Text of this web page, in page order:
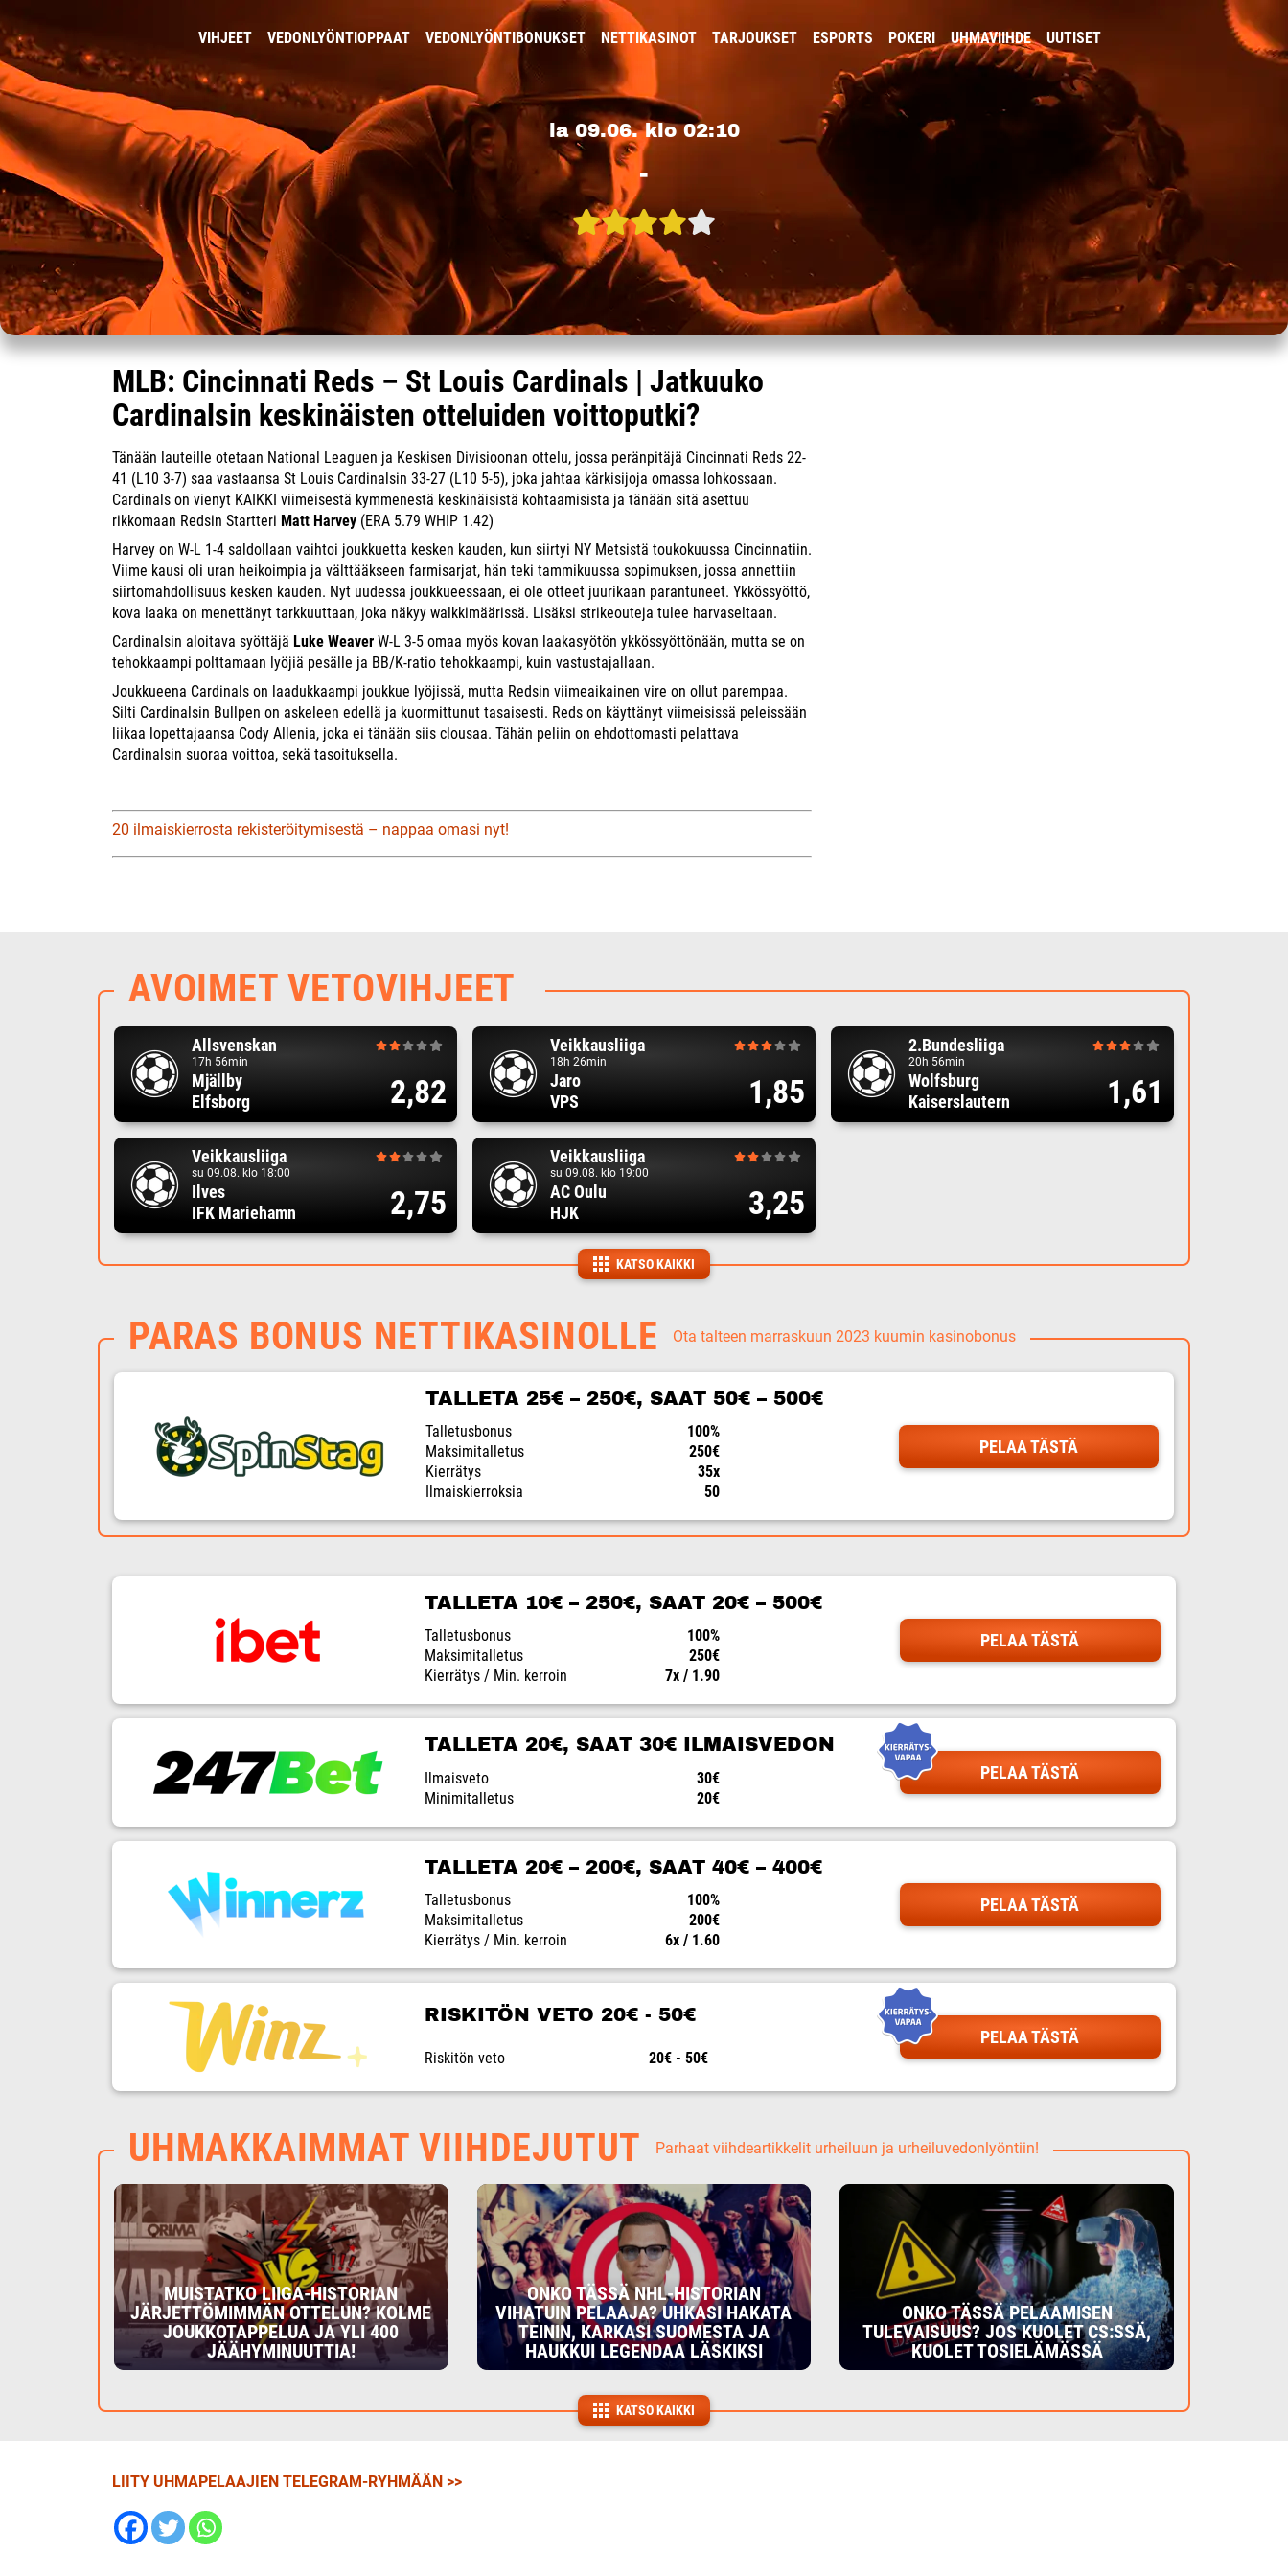
VIHJEET VEDONLYÖNTIOPPAAT VEDONLYÖNTIBONUKSET NETTIKASINOT TARJOUKSET ESPORTS POKERI UHMAVIIHDE UUTISET
la 09.06. klo 02:10
-
MLB: Cincinnati Reds – St Louis Cardinals | Jatkuuko
Cardinalsin keskinäisten otteluiden voittoputki?
Tänään lauteille otetaan National Leaguen ja Keskisen Divisioonan ottelu, jossa peränpitäjä Cincinnati Reds 22-
41 (L10 3-7) saa vastaansa St Louis Cardinalsin 33-27 (L10 5-5), joka jahtaa kärkisijoja omassa lohkossaan.
Cardinals on vienyt KAIKKI viimeisestä kymmenestä keskinäisistä kohtaamisista ja tänään sitä asettuu
rikkomaan Redsin Startteri Matt Harvey (ERA 5.79 WHIP 1.42)
Harvey on W-L 1-4 saldollaan vaihtoi joukkuetta kesken kauden, kun siirtyi NY Metsistä toukokuussa Cincinnatiin.
Viime kausi oli uran heikoimpia ja välttääkseen farmisarjat, hän teki tammikuussa sopimuksen, jossa annettiin
siirtomahdollisuus kesken kauden. Nyt uudessa joukkueessaan, ei ole otteet juurikaan parantuneet. Ykkössyöttö,
kova laaka on menettänyt tarkkuuttaan, joka näkyy walkkimäärissä. Lisäksi strikeouteja tulee harvaseltaan.
Cardinalsin aloitava syöttäjä Luke Weaver W-L 3-5 omaa myös kovan laakasyötön ykkössyöttönään, mutta se on
tehokkaampi polttamaan lyöjiä pesälle ja BB/K-ratio tehokkaampi, kuin vastustajallaan.
Joukkueena Cardinals on laadukkaampi joukkue lyöjissä, mutta Redsin viimeaikainen vire on ollut parempaa.
Silti Cardinalsin Bullpen on askeleen edellä ja kuormittunut tasaisesti. Reds on käyttänyt viimeisissä peleissään
liikaa lopettajaansa Cody Allenia, joka ei tänään siis clousaa. Tähän peliin on ehdottomasti pelattava
Cardinalsin suoraa voittoa, sekä tasoituksella.
20 ilmaiskierrosta rekisteröitymisestä – nappaa omasi nyt!
AVOIMET VETOVIHJEET
Allsvenskan
17h 56min
Mjällby
Elfsborg
2,82
Veikkausliiga
18h 26min
Jaro
VPS
1,85
2.Bundesliiga
20h 56min
Wolfsburg
Kaiserslautern
1,61
Veikkausliiga
su 09.08. klo 18:00
Ilves
IFK Mariehamn
2,75
Veikkausliiga
su 09.08. klo 19:00
AC Oulu
HJK
3,25
KATSO KAIKKI
PARAS BONUS NETTIKASINOLLE Ota talteen marraskuun 2023 kuumin kasinobonus
TALLETA 25€ – 250€, SAAT 50€ – 500€
Talletusbonus
100%
Maksimitalletus
250€
Kierrätys
35x
Ilmaiskierroksia
50
PELAA TÄSTÄ
TALLETA 10€ – 250€, SAAT 20€ – 500€
Talletusbonus
100%
Maksimitalletus
250€
Kierrätys / Min. kerroin
7x / 1.90
PELAA TÄSTÄ
TALLETA 20€, SAAT 30€ ILMAISVEDON
Ilmaisveto
30€
Minimitalletus
20€
PELAA TÄSTÄ
TALLETA 20€ – 200€, SAAT 40€ – 400€
Talletusbonus
100%
Maksimitalletus
200€
Kierrätys / Min. kerroin
6x / 1.60
PELAA TÄSTÄ
RISKITÖN VETO 20€ - 50€
Riskitön veto 20€ - 50€
PELAA TÄSTÄ
UHMAKKAIMMAT VIIHDEJUTUT Parhaat viihdeartikkelit urheiluun ja urheiluvedonlyöntiin!
MUISTATKO LIIGA-HISTORIAN
JÄRJETTÖMIMMÄN OTTELUN? KOLME
JOUKKOTAPPELUA JA YLI 400
JÄÄHYMINUUTTIA!
ONKO TÄSSÄ NHL-HISTORIAN
VIHATUIN PELAAJA? UHKASI HAKATA
TEININ, KARKASI SUOMESTA JA
HAUKKUI LEGENDAA LÄSKIKSI
ONKO TÄSSÄ PELAAMISEN
TULEVAISUUS? JOS KUOLET CS:SSÄ,
KUOLET TOSIELÄMÄSSÄ
KATSO KAIKKI
LIITY UHMAPELAAJIEN TELEGRAM-RYHMÄÄN >>